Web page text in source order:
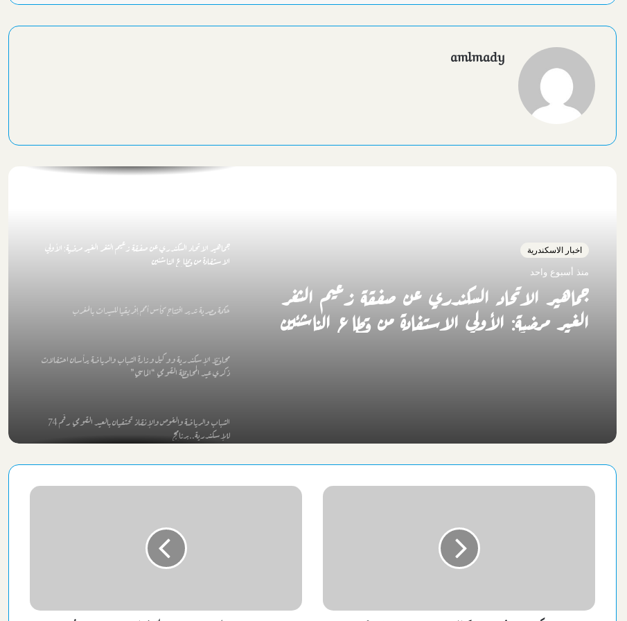
amlmady
اخبار الاسكندرية
منذ أسبوع واحد
جماهير الاتحاد السكندري عن صفقة زعيم الثغر
الغير مرضية: الأولي الاستفادة من قطاع الناشئين
جماهير الاتحاد السكندري عن صفقة زعيم الثغر الغير مرضية: الأولي
الاستفادة من قطاع الناشئين
حكمة مصرية تدير افتتاح كأس أمم إفريقيا للسيدات بالمغرب
محافظ الإسكندرية ووكيل وزارة الشباب والرياضة يرأسان احتفالات
ذكري عيد المحافظة القومي “الماسي”
الشباب والرياضة والغوص والإنقاذ تحتفيان بالعيد القومي رقم 74
للإسكندرية..برنامج
الليلة الطرق الصوفية بالإسكندرية تحيي ذكري “أبي العباس المرسي”
محافظ الإسكندرية: حملات نظافة مكثفة مرتقبة بعد تعيين قيادات جديدة
جماهير الاتحاد السكندري عن صفقة زعيم الثغر الغير مرضية: الأولي